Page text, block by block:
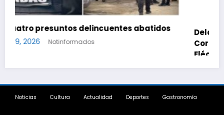
Bomberos de Caracas combatieron incendio